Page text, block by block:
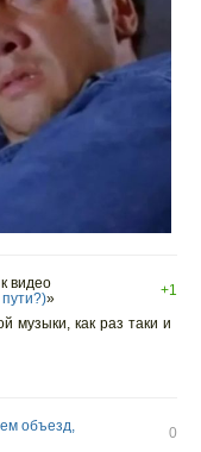
к видео
»
+1
музыки, как раз таки и
объезд,
0